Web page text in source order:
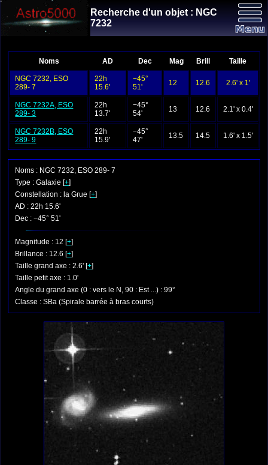
Recherche d'un objet : NGC
7232
Noms AD Dec Mag Brill Taille
NGC 7232, ESO
289- 7
22h
15.6'
−45°
51'
12 12.6 2.6' x 1'
NGC 7232A, ESO
289- 3
22h
13.7'
−45°
54'
13 12.6 2.1' x 0.4'
NGC 7232B, ESO
289- 9
22h
15.9'
−45°
47'
13.5 14.5 1.6' x 1.5'
Noms : NGC 7232, ESO 289- 7
Type : Galaxie [+]
Constellation : la Grue [+]
AD : 22h 15.6'
Dec : −45° 51'
Magnitude : 12 [+]
Brillance : 12.6 [+]
Taille grand axe : 2.6' [+]
Taille petit axe : 1.0'
Angle du grand axe (0 : vers le N, 90 : Est ...) : 99°
Classe : SBa (Spirale barrée à bras courts)